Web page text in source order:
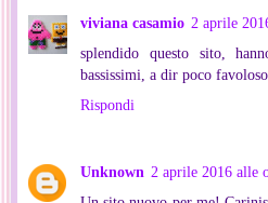
viviana casamio 2 aprile
splendido questo sito,
bassissimi, a dir poco
Rispondi
Unknown 2 aprile 2016 alle